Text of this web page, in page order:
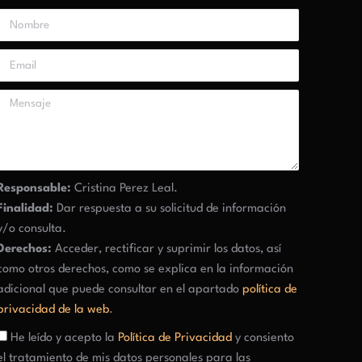
Cristina Perez Leal.
Dar respuesta a su solicitud de información
o consulta.
Acceder, rectificar y suprimir los datos, así
otros derechos, como se explica en la información
que puede consultar en el apartadopolítica de
de la web.
He leído y acepto la Política de Privacidad y consiento
tratamiento de mis datos personales para las